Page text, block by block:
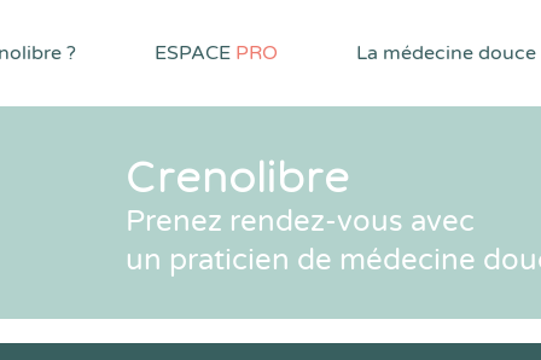
? ESPACE PRO La médecine douce
Crenolibre
Prenez rendez-vous avec
un praticien de médecine